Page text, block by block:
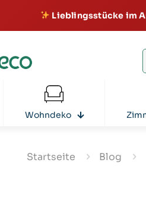
Lieblingsstücke im
Wohndeko
Startseite Blog